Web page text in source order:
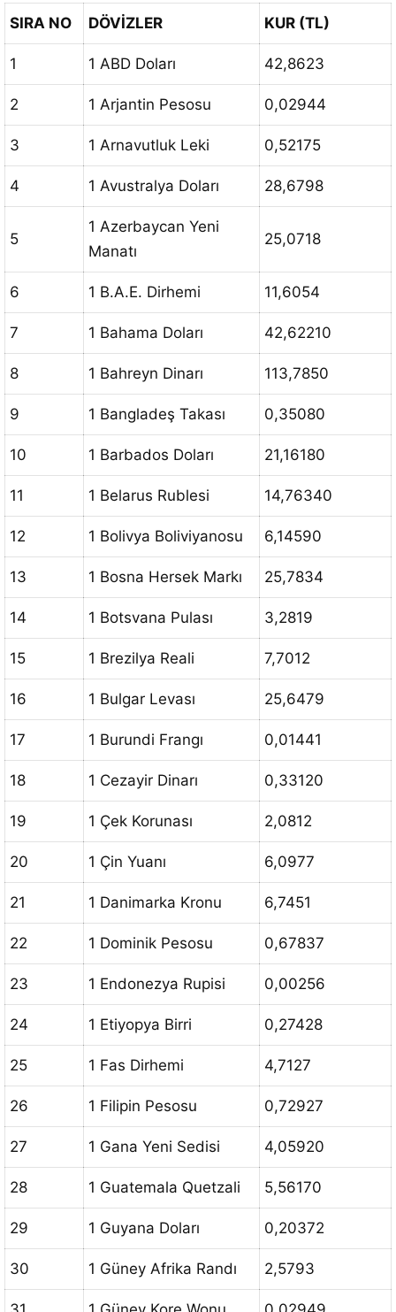
SIRA NO DÖVİZLER KUR (TL)
1 1 ABD Doları 42,8623
2 1 Arjantin Pesosu 0,02944
3 1 Arnavutluk Leki 0,52175
4 1 Avustralya Doları 28,6798
5
1 Azerbaycan Yeni
Manatı
25,0718
6 1 B.A.E. Dirhemi 11,6054
7 1 Bahama Doları 42,62210
8 1 Bahreyn Dinarı 113,7850
9 1 Bangladeş Takası 0,35080
10 1 Barbados Doları 21,16180
11 1 Belarus Rublesi 14,76340
12 1 Bolivya Boliviyanosu 6,14590
13 1 Bosna Hersek Markı 25,7834
14 1 Botsvana Pulası 3,2819
15 1 Brezilya Reali 7,7012
16 1 Bulgar Levası 25,6479
17 1 Burundi Frangı 0,01441
18 1 Cezayir Dinarı 0,33120
19 1 Çek Korunası 2,0812
20 1 Çin Yuanı 6,0977
21 1 Danimarka Kronu 6,7451
22 1 Dominik Pesosu 0,67837
23 1 Endonezya Rupisi 0,00256
24 1 Etiyopya Birri 0,27428
25 1 Fas Dirhemi 4,7127
26 1 Filipin Pesosu 0,72927
27 1 Gana Yeni Sedisi 4,05920
28 1 Guatemala Quetzali 5,56170
29 1 Guyana Doları 0,20372
30 1 Güney Afrika Randı 2,5793